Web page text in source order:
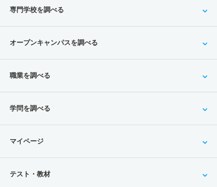
専門学校を調べる
オープンキャンパスを調べる
職業を調べる
学問を調べる
マイページ
テスト・教材